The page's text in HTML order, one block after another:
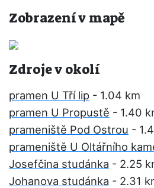
Zobrazení v mapě
Zdroje v okolí
pramen U Tří lip - 1.04 km
pramen U Propustě - 1.40
prameniště Pod Ostrou -
prameniště U Oltářního
Josefčina studánka - 2.25
Johanova studánka - 2.31